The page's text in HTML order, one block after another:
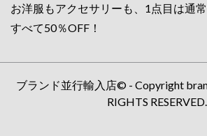
お洋服もアクセサリーも、1点目は通
すべて50％OFF！
ブランド並行輸入店© - Copyright
RIGHTS RESERVED.